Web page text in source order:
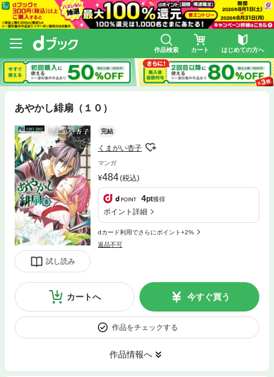
作品検索 カート はじめての方へ
あやかし緋扇（１０）
試し読み
完結
くまがい杏子
マンガ
484(税込)
4pt獲得
ポイント詳細
dカード利用でさらにポイント+2%
返品不可
カートへ 今すぐ買う
作品をチェックする
作品情報へ